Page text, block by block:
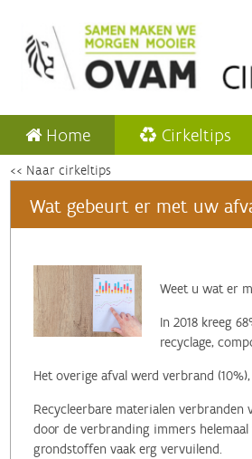
Home Cirkeltips
<< Naar cirkeltips
Wat gebeurt er met uw
‌Weet u wat er
In 2018 kreeg
recyclage,
Het overige afval werd verbrand
Recycleerbare materialen
door de verbranding immers
grondstoffen vaak erg vervuilend.